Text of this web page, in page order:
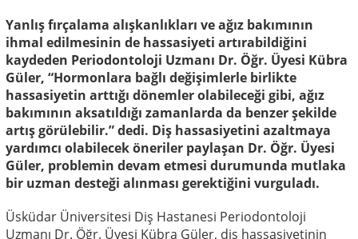
Yanlış fırçalama alışkanlıkları ve ağız bakımının
ihmal edilmesinin de hassasiyeti artırabildiğini
kaydeden Periodontoloji Uzmanı Dr. Öğr. Üyesi Kübra
Güler, “Hormonlara bağlı değişimlerle birlikte
hassasiyetin arttığı dönemler olabileceği gibi, ağız
bakımının aksatıldığı zamanlarda da benzer şekilde
artış görülebilir.” dedi. Diş hassasiyetini azaltmaya
yardımcı olabilecek öneriler paylaşan Dr. Öğr. Üyesi
Güler, problemin devam etmesi durumunda mutlaka
bir uzman desteği alınması gerektiğini vurguladı.
Üsküdar Üniversitesi Diş Hastanesi Periodontoloji
Uzmanı Dr. Öğr. Üyesi Kübra Güler, diş hassasiyetinin